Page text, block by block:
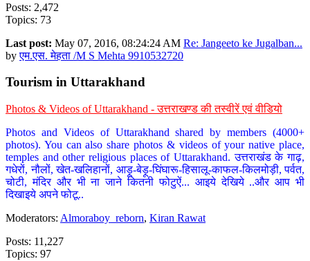
Posts: 2,472
Topics: 73
Last post: May 07, 2016, 08:24:24 AM Re: Jangeeto ke Jugalban...
byएम.एस. मेहता /M S Mehta 9910532720
Tourism in Uttarakhand
Photos & Videos of Uttarakhand - उत्तराखण्ड की तस्वीरें एवं वीडियो
Photos and Videos of Uttarakhand shared by members (4000+
photos). You can also share photos & videos of your native place,
temples and other religious places of Uttarakhand. उत्तराखंड के गाढ़,
गधेरों, नौलों, खेत-खलिहानों, आड़ू-बेड़ू-घिंघारू-हिसालू-काफल-किलमोड़ी, पर्वत,
चोटी, मंदिर और भी ना जाने कितनी फोटुऐं... आइये देखिये ..और आप भी
दिखाइये अपने फोटू..
Moderators: Almoraboy_reborn, Kiran Rawat
Posts: 11,227
Topics: 97